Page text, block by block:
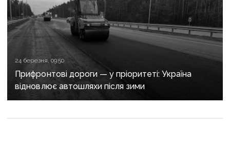
24 березня, 09:50
Прифронтові дороги — у пріоритеті: Україна
відновлює автошляхи після зими